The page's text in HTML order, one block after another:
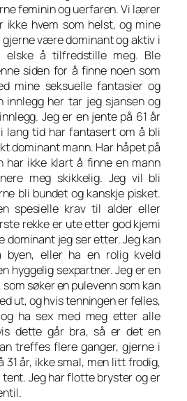
feminin og uerfaren. Vi lærer
ikke hvem som helst, og mine
gjerne være dominant og aktiv i
elske å tilfredstille meg. Ble
siden for å finne noen som
mine seksuelle fantasier og
innlegg her tar jeg sjansen og
Jeg er en jente på 61 år
lang tid har fantasert om å bli
dominant mann. Har håpet på
har ikke klart å finne en mann
meg skikkelig. Jeg vil bli
bli bundet og kanskje pisket.
spesielle krav til alder eller
rekke er ute etter god kjemi
dominant jeg ser etter. Jeg kan
eller ha en rolig kveld
hyggelig sexpartner. Jeg er en
søker en pulevenn som kan
ut, og hvis tenningen er felles,
ha sex med meg etter alle
dette går bra, så er det en
treffes flere ganger, gjerne i
31 år, ikke smal, men litt frodig,
Jeg har flotte bryster og er